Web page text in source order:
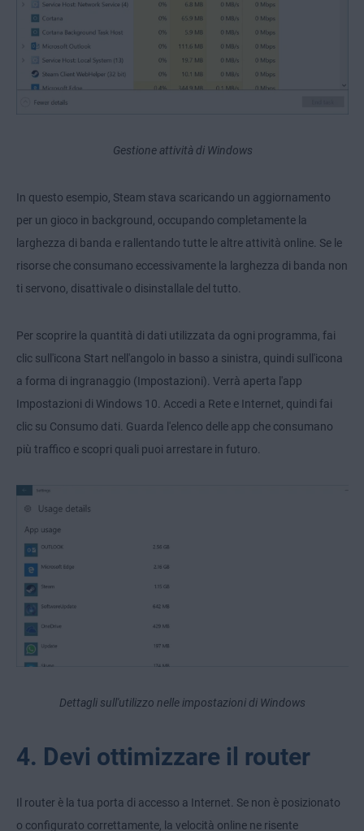
Gestione attività di Windows
In questo esempio, Steam stava scaricando un aggiornamento
per un gioco in background, occupando completamente la
larghezza di banda e rallentando tutte le altre attività online. Se le
risorse che consumano eccessivamente la larghezza di banda non
ti servono, disattivale o disinstallale del tutto.
Per scoprire la quantità di dati utilizzata da ogni programma, fai
clic sull'icona Start nell'angolo in basso a sinistra, quindi sull'icona
a forma di ingranaggio (Impostazioni). Verrà aperta l'app
Impostazioni di Windows 10. Accedi a Rete e Internet, quindi fai
clic su Consumo dati. Guarda l'elenco delle app che consumano
più traffico e scopri quali puoi arrestare in futuro.
Dettagli sull'utilizzo nelle impostazioni di Windows
4. Devi ottimizzare il router
Il router è la tua porta di accesso a Internet. Se non è posizionato
o configurato correttamente, la velocità online ne risente